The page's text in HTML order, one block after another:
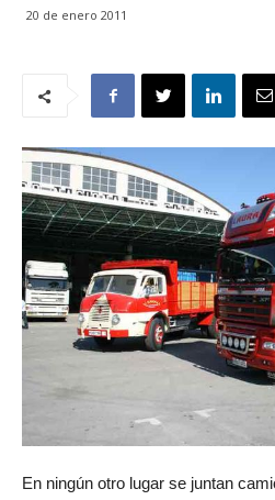
20 de enero 2011
En ningún otro lugar se juntan